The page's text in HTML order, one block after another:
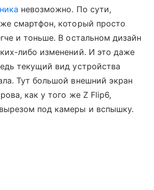
невозможно. По сути,
смартфон, который просто
и тоньше. В остальном дизайн
либо изменений. И это даже
текущий вид устройства
Тут большой внешний экран
как у того же Z Flip6,
под камеры и вспышку.